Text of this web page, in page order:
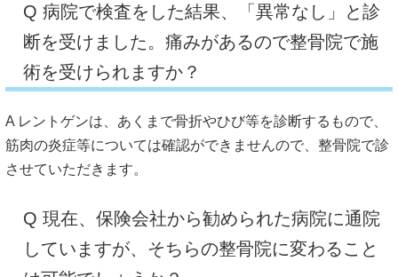
Q 病院で検査をした結果、「異常なし」と診
断を受けました。痛みがあるので整骨院で施
術を受けられますか？
A レントゲンは、あくまで骨折やひび等を診断するもので、
筋肉の炎症等については確認ができませんので、整骨院で診
させていただきます。
Q 現在、保険会社から勧められた病院に通院
していますが、そちらの整骨院に変わること